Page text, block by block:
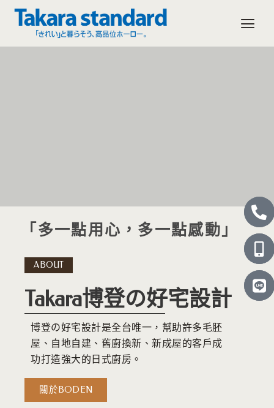
「多一點用心，多一點感動」
ABOUT
Takara博登の好宅設計
博登の好宅設計是全台唯一，幫助許多毛胚
屋、自地自建、舊廚換新、新成屋的客戶成
功打造強大的日式廚房。
關於BODEN
P
h
o
n
e
-
a
M
o
b
i
l
e
-
L
i
n
e
P
h
o
n
e
-
a
M
o
b
i
l
e
-
L
i
n
e